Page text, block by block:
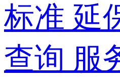
标准 延
查询 服